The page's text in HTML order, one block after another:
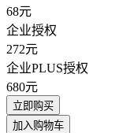
68元
企业授权
272元
企业PLUS授权
680元
立即购买
加入购物车